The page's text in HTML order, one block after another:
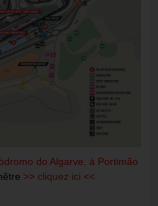
do Algarve, à Portimão
>> cliquez ici <<